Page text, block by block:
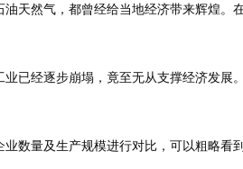
天然气，都曾经给当地经济带来辉煌。
已经逐步崩塌，竟至无从支撑经济发展
业数量及生产规模进行对比，可以粗略看